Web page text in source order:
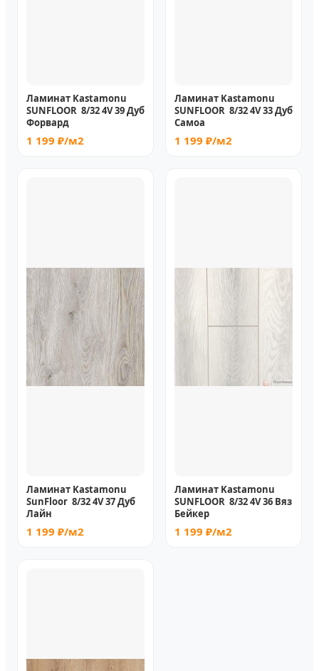
Ламинат Kastamonu
SUNFLOOR 8/32 4V 39 Дуб
Форвард
1 199 ₽/м2
Ламинат Kastamonu
SUNFLOOR 8/32 4V 33 Дуб
Самоа
1 199 ₽/м2
Ламинат Kastamonu
SunFloor 8/32 4V 37 Дуб
Лайн
1 199 ₽/м2
Ламинат Kastamonu
SUNFLOOR 8/32 4V 36 Вяз
Бейкер
1 199 ₽/м2